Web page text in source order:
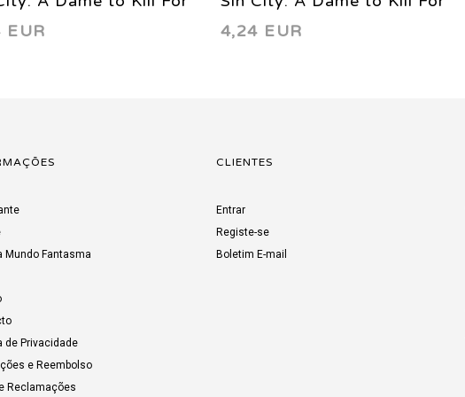
EUR
2 1994
4,24 EUR
Mundo Fantasma
de Privacidade
e Reembolso
Reclamações
CLIENTES
Entrar
Registe-se
Boletim E-mail